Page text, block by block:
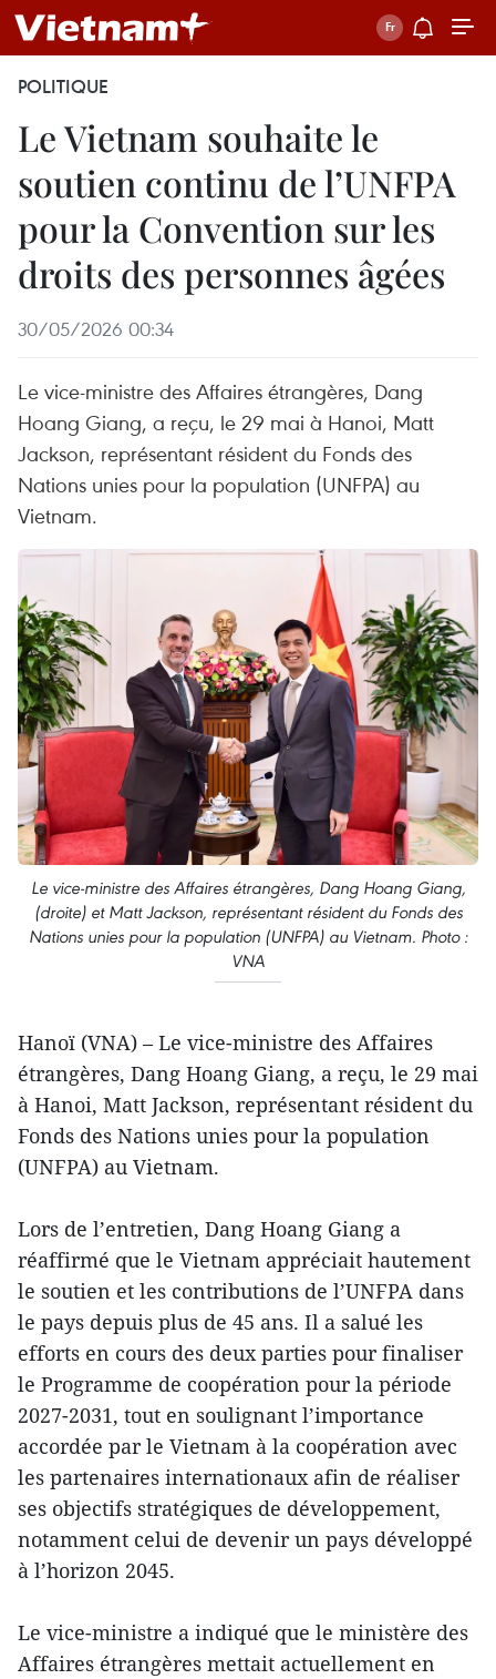
POLITIQUE
Le Vietnam souhaite le
soutien continu de l’UNFPA
pour la Convention sur les
droits des personnes âgées
30/05/2026 00:34
Le vice-ministre des Affaires étrangères, Dang
Hoang Giang, a reçu, le 29 mai à Hanoi, Matt
Jackson, représentant résident du Fonds des
Nations unies pour la population (UNFPA) au
Vietnam.
Le vice-ministre des Affaires étrangères, Dang Hoang Giang,
(droite) et Matt Jackson, représentant résident du Fonds des
Nations unies pour la population (UNFPA) au Vietnam. Photo :
VNA
Hanoï (VNA) – Le vice-ministre des Affaires
étrangères, Dang Hoang Giang, a reçu, le 29 mai
à Hanoi, Matt Jackson, représentant résident du
Fonds des Nations unies pour la population
(UNFPA) au Vietnam.
Lors de l’entretien, Dang Hoang Giang a
réaffirmé que le Vietnam appréciait hautement
le soutien et les contributions de l’UNFPA dans
le pays depuis plus de 45 ans. Il a salué les
efforts en cours des deux parties pour finaliser
le Programme de coopération pour la période
2027-2031, tout en soulignant l’importance
accordée par le Vietnam à la coopération avec
les partenaires internationaux afin de réaliser
ses objectifs stratégiques de développement,
notamment celui de devenir un pays développé
à l’horizon 2045.
Le vice-ministre a indiqué que le ministère des
Affaires étrangères mettait actuellement en